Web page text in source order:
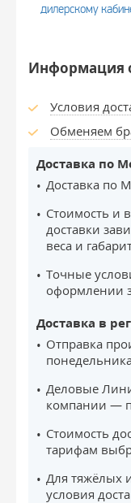
дилерскому
Информация
Условия
Обменяем
Доставка по
Доставка по
Стоимость и
доставки
веса и
Точные
оформлении
Доставка в
Отправка
Деловые
компании —
Стоимость
тарифам
Для тяжёлых
условия